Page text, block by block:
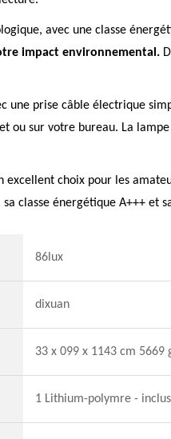
avec une classe
impact environnemental.
une prise câble électrique
ou sur votre bureau. La
excellent choix pour les
classe énergétique A+++
86lux
dixuan
33 x 099 x 1143 cm 5669
1 Lithium-polymre -